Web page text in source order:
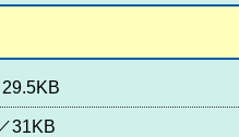
31KB